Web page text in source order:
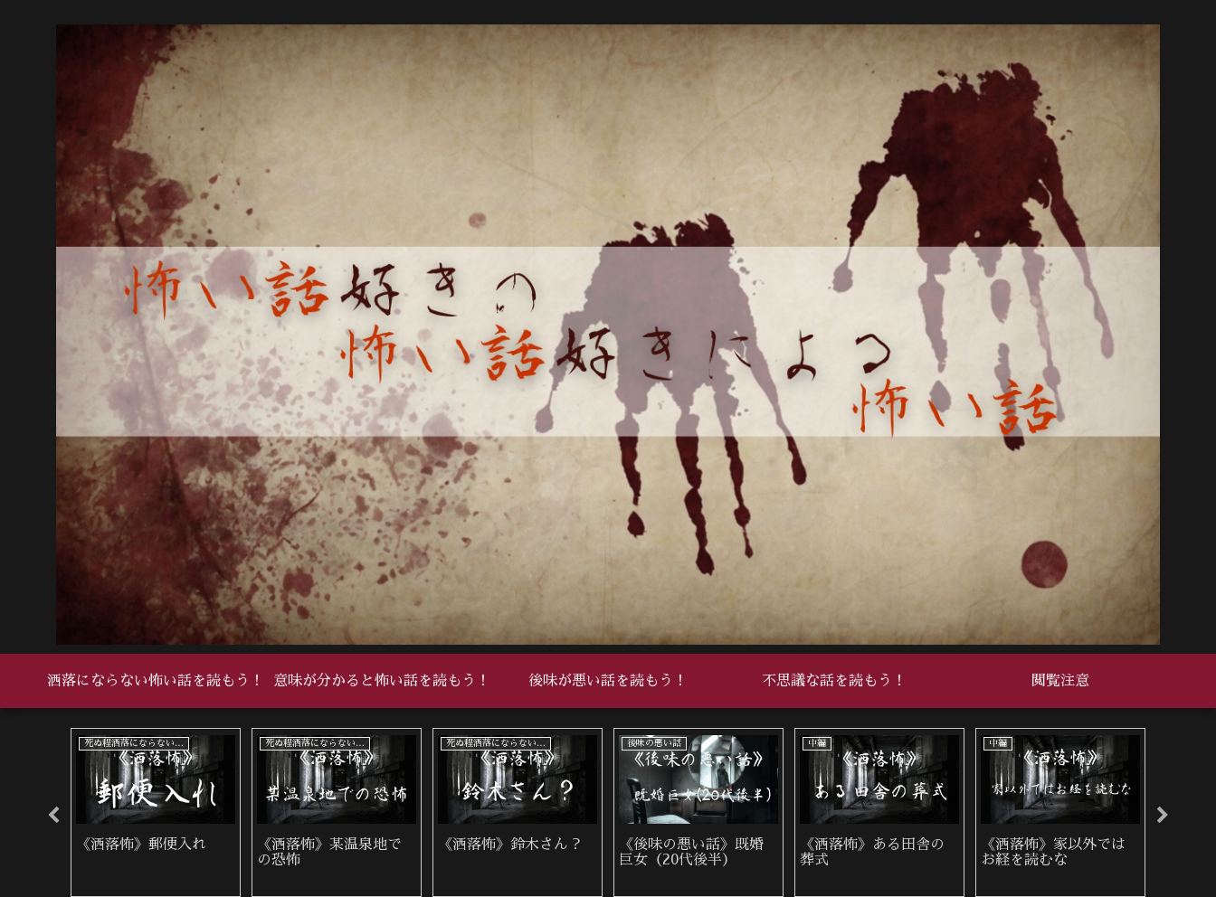
洒落にならない怖い話を読もう！ 意味が分かると怖い話を読もう！ 後味が悪い話を読もう！ 不思議な話を読もう！ 閲覧注意
死ぬ程洒落にならない怖い話
《洒落怖》地蔵の顔
死ぬ程洒落にならない怖い話
《洒落怖》雨の夜に来
た女性
死ぬ程洒落にならない怖い話
《洒落怖》手を引っ張
中編
《洒落怖》飛び降り自
殺に遭遇
死ぬ程洒落にならない怖い話
《洒落怖》赤
死ぬ程洒落にならない怖い話
《洒落怖》呪われてる